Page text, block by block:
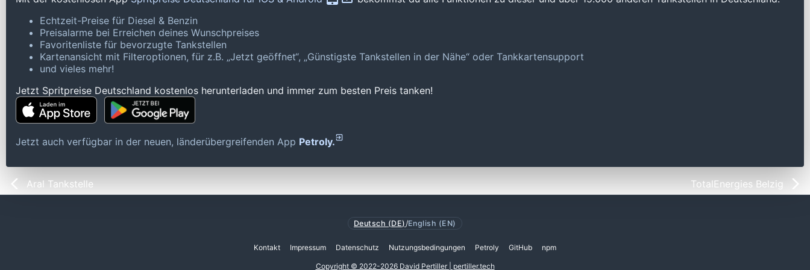
Echtzeit-Preise für Diesel & Benzin
Preisalarme bei Erreichen deines Wunschpreises
Favoritenliste für bevorzugte Tankstellen
Kartenansicht mit Filteroptionen, für z.B. „Jetzt geöffnet“, „Günstigste Tankstellen in der Nähe“ oder Tankkartensupport
und vieles mehr!
Jetzt Spritpreise Deutschland kostenlos herunterladen und immer zum besten Preis tanken!
Jetzt auch verfügbar in der neuen, länderübergreifenden App Petroly.
Aral Tankstelle TotalEnergies Belzig
Deutsch (DE) /English (EN)
Kontakt Impressum Datenschutz Nutzungsbedingungen Petroly GitHub npm
Copyright © 2022-2026 David Pertiller | pertiller.tech